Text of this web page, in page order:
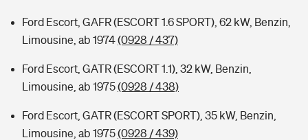
Ford Escort, GAFR (ESCORT 1.6 SPORT), 62 kW, Benzin,
Limousine, ab 1974(0928 / 437)
Ford Escort, GATR (ESCORT 1.1), 32 kW, Benzin,
Limousine, ab 1975(0928 / 438)
Ford Escort, GATR (ESCORT SPORT), 35 kW, Benzin,
Limousine, ab 1975(0928 / 439)